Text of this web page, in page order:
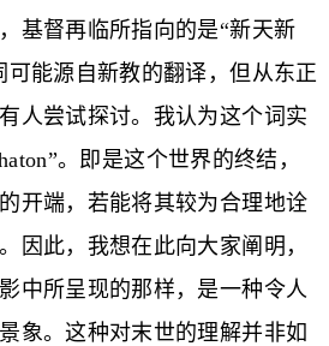
基督再临所指向的是“新天新
可能源自新教的翻译，但从东正
人尝试探讨。我认为这个词实
。即是这个世界的终结，
开端，若能将其较为合理地诠
因此，我想在此向大家阐明，
中所呈现的那样，是一种令人
象。这种对末世的理解并非如